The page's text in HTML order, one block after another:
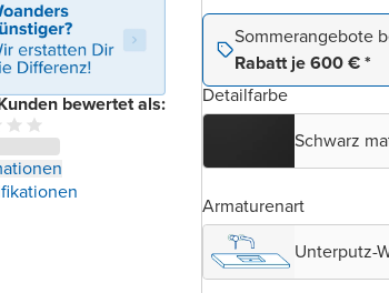
bewertet als:
Sommerangebote
Rabatt je 600 € *
Detailfarbe
Schwarz
Armaturenart
Unterputz-